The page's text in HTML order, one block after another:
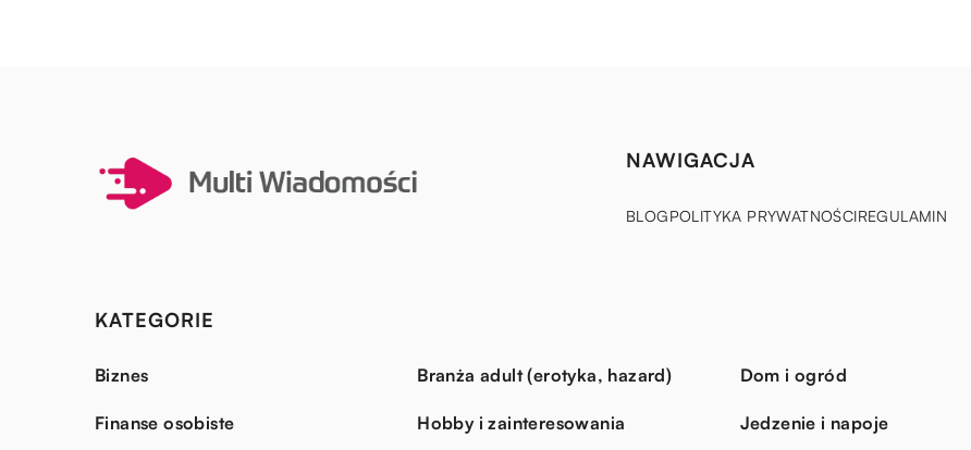
NAWIGACJA
BLOGPOLITYKA PRYWATNOŚCIREGULAMIN
KATEGORIE
Biznes Branża adult (erotyka, hazard) Dom i ogród
Finanse osobiste Hobby i zainteresowania Jedzenie i napoje